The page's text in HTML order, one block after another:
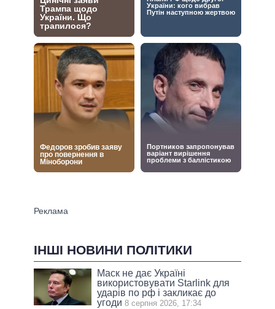
ІНШІ НОВИНИ ПОЛІТИКИ
Маск не дає Україні
використовувати Starlink для
ударів по рф і закликає до
угоди 8 серпня 2026, 17:34